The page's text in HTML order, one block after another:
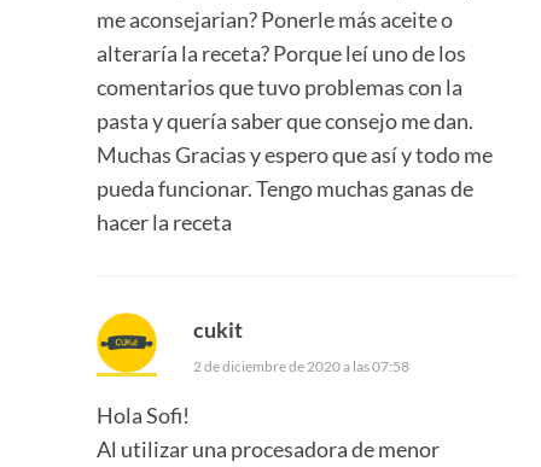
me aconsejarian? Ponerle más aceite o
alteraría la receta? Porque leí uno de los
comentarios que tuvo problemas con la
pasta y quería saber que consejo me dan.
Muchas Gracias y espero que así y todo me
pueda funcionar. Tengo muchas ganas de
hacer la receta
cukit
2 de diciembre de 2020 a las 07:58
Hola Sofi!
Al utilizar una procesadora de menor